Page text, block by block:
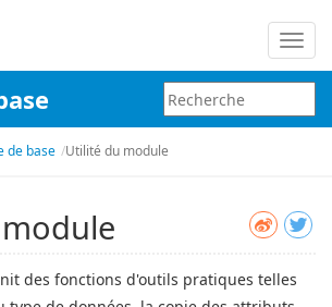
la
de base Utilité du module
des fonctions d'outils pratiques telles